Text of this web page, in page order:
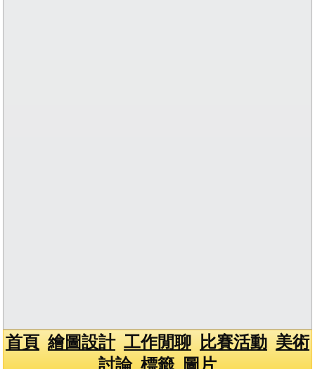
首頁 繪圖設計 工作閒聊 比賽活動 美術
討論 標籤 圖片